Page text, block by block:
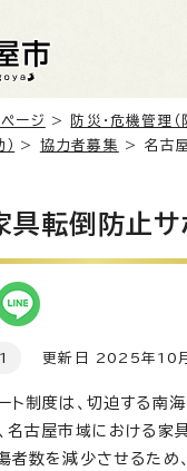
ページ > 防災・危機管理（
> 協力者募集
> 名古
具転倒防止サ
更新日 2025年10
ト制度は、切迫する南
古屋市域における家具
者数を減少させるため